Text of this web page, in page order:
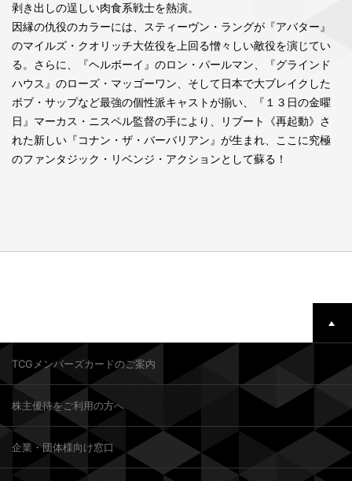
剥き出しの逞しい肉食系戦士を熱演。
因縁の仇役のカラーには、スティーヴン・ラングが『アバター』
のマイルズ・クオリッチ大佐役を上回る憎々しい敵役を演じてい
る。さらに、『ヘルボーイ』のロン・パールマン、『グラインド
ハウス』のローズ・マッゴーワン、そして日本で大ブレイクした
ボブ・サップなど最強の個性派キャストが揃い、『１３日の金曜
日』マーカス・ニスペル監督の手により、リブート《再起動》さ
れた新しい『コナン・ザ・バーバリアン』が生まれ、ここに究極
のファンタジック・リベンジ・アクションとして蘇る！
TCGメンバーズカードのご案内
株主優待をご利用の方へ
企業・団体様向け窓口